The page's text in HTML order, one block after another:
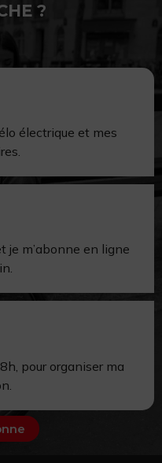
?
électrique et mes
je m’abonne en ligne
pour organiser ma